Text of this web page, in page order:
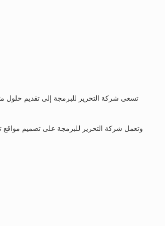
تسعى شركة التحرير للبرمجة إلى تقديم حلول
وتعمل شركة التحرير للبرمجة على تصميم